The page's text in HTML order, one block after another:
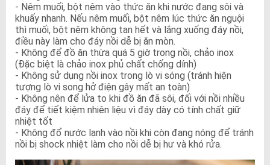
- Nêm muối, bột nêm vào thức ăn khi nước đang sôi và
khuấy nhanh. Nếu nêm muối, bột nêm lúc thức ăn nguội
thì muối, bột nêm không tan hết và lắng xuống đáy nồi,
điều này làm cho đáy nồi dễ bị ăn mòn.
- Không để đồ ăn thừa quá 5 giờ trong nồi, chảo inox
(Đặc biệt là chảo inox phủ chất chống dính)
- Không sử dụng nồi inox trong lò vi sóng (tránh hiện
tượng lò vi song hở điện gây mất an toàn)
- Không nên để lửa to khi đồ ăn đã sôi, đối với nồi nhiều
đáy để tiết kiệm nhiên liệu vì đáy dày có tính chất giữ
nhiệt tốt
- Không đổ nước lạnh vào nồi khi còn đang nóng để tránh
nồi bị shock nhiệt làm cho nồi dễ bị hư và khó rửa.